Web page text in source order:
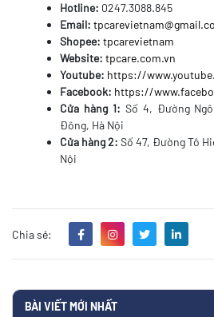
Hotline: 0247.3088.845
Email:
Shopee: tpcarevietnam
Website: tpcare.com.vn
Youtube: https://
Facebook: https://
Cửa hàng 1: Số 4, Đường
Đông, Hà Nội
Cửa hàng 2: Số 47, Đường Tô
Nội
Chia sẻ:
BÀI VIẾT MỚI NHẤT